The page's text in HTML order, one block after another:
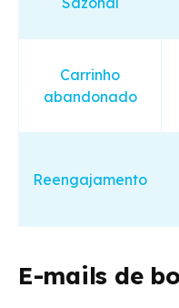
Carrinho
abandonado
Reengajamento
E-mails de